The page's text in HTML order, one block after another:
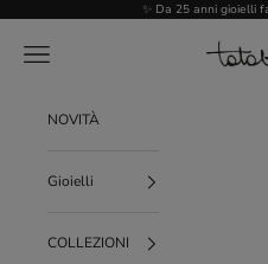
✨ Da 25 anni gioielli
Tataborello
Menù
NOVITÀ
Gioielli
COLLEZIONI